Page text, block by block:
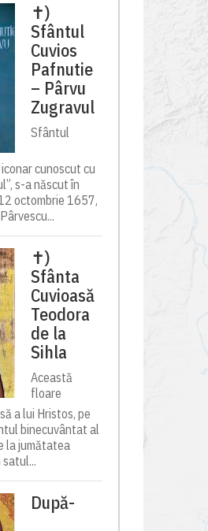
✝)
Sfântul
Cuvios
Pafnutie
– Pârvu
Zugravul
Sfântul
cunoscut cu
s-a născut în
octombrie 1657,
✝)
Sfânta
Cuvioasă
Teodora
de la
Sihla
Această
floare
a lui Hristos, pe
binecuvântat al
la jumătatea
După-